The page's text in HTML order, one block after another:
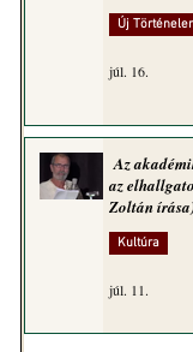
Új
júl. 16.
Az
az
Zoltán
Kultúra
júl. 11.